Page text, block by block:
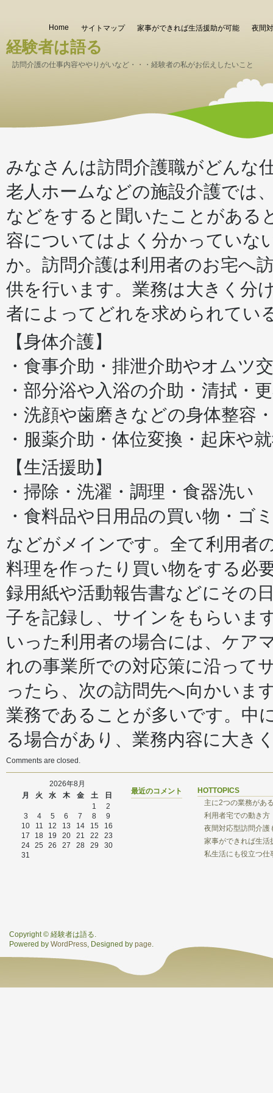
Home サイトマップ 家事ができれば生活援助が可能 夜間
経験者は語る
訪問介護の仕事内容ややりがいなど・・・経験者の私がお伝えしたいこと
みなさんは訪問介護職がどんな
老人ホームなどの施設介護では
などをすると聞いたことがある
容についてはよく分かっていな
か。訪問介護は利用者のお宅へ
供を行います。業務は大きく分
者によってどれを求められてい
【身体介護】
・食事介助・排泄介助やオムツ
・部分浴や入浴の介助・清拭・
・洗顔や歯磨きなどの身体整容
・服薬介助・体位変換・起床や
【生活援助】
・掃除・洗濯・調理・食器洗い
・食料品や日用品の買い物・ゴ
などがメインです。全て利用者
料理を作ったり買い物をする必
録用紙や活動報告書などにその
子を記録し、サインをもらいま
いった利用者の場合には、ケア
れの事業所での対応策に沿って
ったら、次の訪問先へ向かいま
業務であることが多いです。中
る場合があり、業務内容に大き
Comments are closed.
2026年8月
月
火 水 木 金 土
日
1
2
3
4 5 6 7 8
9
10
11 12 13 14 15
16
17
18 19 20 21 22
23
24 25 26 27 28 29
30
31
最近のコメント
HOTTOPICS
主に2つの業務があ
利用者宅での動き方
夜間対応型訪問介護
家事ができれば生活
私生活にも役立つ仕
Copyright © 経験者は語る.
Powered by WordPress, Designed by page.